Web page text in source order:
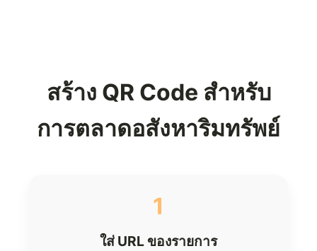
สร้าง QR Code สำหรับ
การตลาดอสังหาริมทรัพย์
1
ใส่ URL ของรายการ